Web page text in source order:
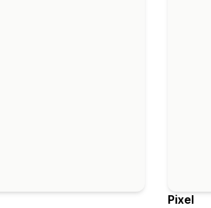
Pixel